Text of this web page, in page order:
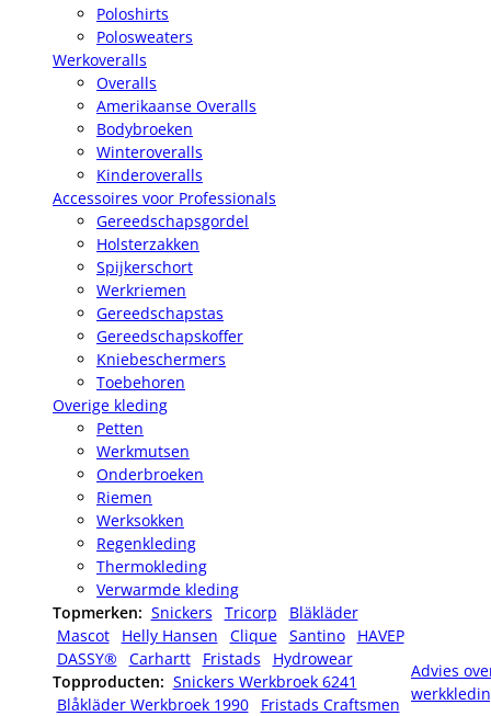
Poloshirts
Polosweaters
Werkoveralls
Overalls
Amerikaanse Overalls
Bodybroeken
Winteroveralls
Kinderoveralls
Accessoires voor Professionals
Gereedschapsgordel
Holsterzakken
Spijkerschort
Werkriemen
Gereedschapstas
Gereedschapskoffer
Kniebeschermers
Toebehoren
Overige kleding
Petten
Werkmutsen
Onderbroeken
Riemen
Werksokken
Regenkleding
Thermokleding
Verwarmde kleding
Topmerken: Snickers Tricorp
Bläkläder
Mascot
Helly Hansen Clique Santino
HAVEP
DASSY®
Carhartt Fristads
Hydrowear
Topproducten: Snickers Werkbroek 6241
Blåkläder Werkbroek 1990
Fristads Craftsmen
Advies